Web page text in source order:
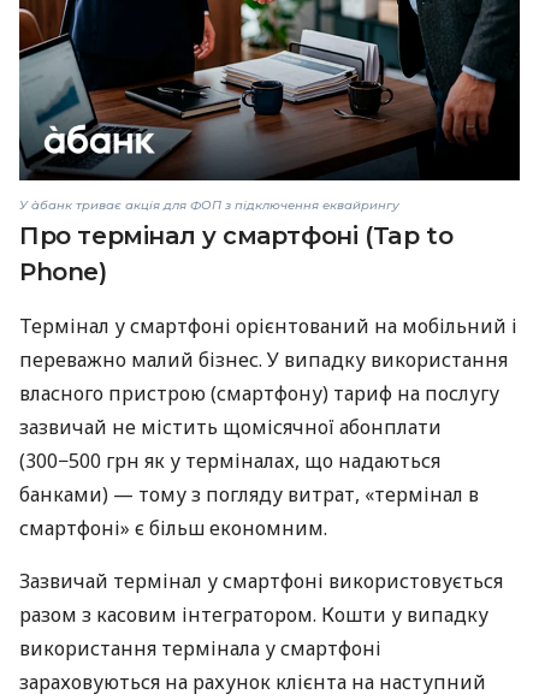
У àбанк триває акція для ФОП з підключення еквайрингу
Про термінал у смартфоні (Tap to
Phone)
Термінал у смартфоні орієнтований на мобільний і
переважно малий бізнес. У випадку використання
власного пристрою (смартфону) тариф на послугу
зазвичай не містить щомісячної абонплати
(300−500 грн як у терміналах, що надаються
банками) — тому з погляду витрат, «термінал в
смартфоні» є більш економним.
Зазвичай термінал у смартфоні використовується
разом з касовим інтегратором. Кошти у випадку
використання термінала у смартфоні
зараховуються на рахунок клієнта на наступний